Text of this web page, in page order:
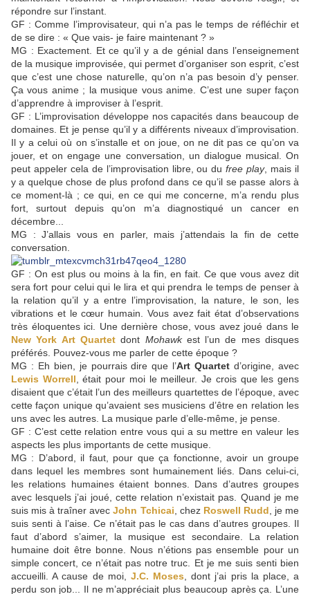
répondre sur l’instant.
GF : Comme l’improvisateur, qui n’a pas le temps de réfléchir et
de se dire : « Que vais- je faire maintenant ? »
MG : Exactement. Et ce qu’il y a de génial dans l’enseignement
de la musique improvisée, qui permet d’organiser son esprit, c’est
que c’est une chose naturelle, qu’on n’a pas besoin d’y penser.
Ça vous anime ; la musique vous anime. C’est une super façon
d’apprendre à improviser à l’esprit.
GF : L’improvisation développe nos capacités dans beaucoup de
domaines. Et je pense qu’il y a différents niveaux d’improvisation.
Il y a celui où on s’installe et on joue, on ne dit pas ce qu’on va
jouer, et on engage une conversation, un dialogue musical. On
peut appeler cela de l’improvisation libre, ou dufree play, mais il
y a quelque chose de plus profond dans ce qu’il se passe alors à
ce moment-là ; ce qui, en ce qui me concerne, m’a rendu plus
fort, surtout depuis qu’on m’a diagnostiqué un cancer en
décembre...
MG : J’allais vous en parler, mais j’attendais la fin de cette
conversation.
GF : On est plus ou moins à la fin, en fait. Ce que vous avez dit
sera fort pour celui qui le lira et qui prendra le temps de penser à
la relation qu’il y a entre l’improvisation, la nature, le son, les
vibrations et le cœur humain. Vous avez fait état d’observations
très éloquentes ici. Une dernière chose, vous avez joué dans le
New York Art Quartet dont Mohawk est l’un de mes disques
préférés. Pouvez-vous me parler de cette époque ?
MG : Eh bien, je pourrais dire que l’Art Quartet d’origine, avec
Lewis Worrell , était pour moi le meilleur. Je crois que les gens
disaient que c’était l’un des meilleurs quartettes de l’époque, avec
cette façon unique qu’avaient ses musiciens d’être en relation les
uns avec les autres. La musique parle d’elle-même, je pense.
GF : C’est cette relation entre vous qui a su mettre en valeur les
aspects les plus importants de cette musique.
MG : D’abord, il faut, pour que ça fonctionne, avoir un groupe
dans lequel les membres sont humainement liés. Dans celui-ci,
les relations humaines étaient bonnes. Dans d’autres groupes
avec lesquels j’ai joué, cette relation n’existait pas. Quand je me
suis mis à traîner avecJohn Tchicai , chez Roswell Rudd , je me
suis senti à l’aise. Ce n’était pas le cas dans d’autres groupes. Il
faut d’abord s’aimer, la musique est secondaire. La relation
humaine doit être bonne. Nous n’étions pas ensemble pour un
simple concert, ce n’était pas notre truc. Et je me suis senti bien
accueilli. A cause de moi, J.C. Moses , dont j’ai pris la place, a
perdu son job... Il ne m’appréciait plus beaucoup après ça. L’une